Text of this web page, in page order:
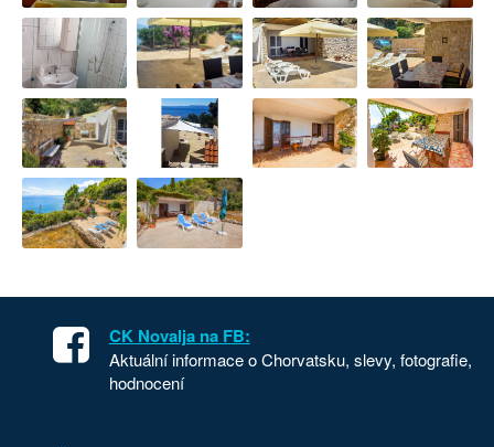
CK Novalja na FB:
Aktuální informace o Chorvatsku, slevy, fotografie,
hodnocení